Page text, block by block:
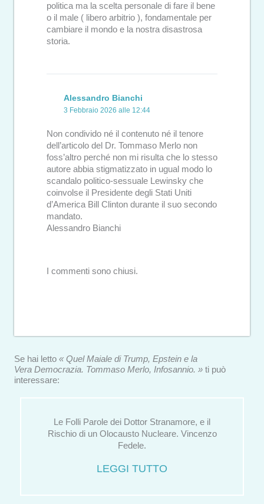
politica ma la scelta personale di fare il bene
o il male ( libero arbitrio ), fondamentale per
cambiare il mondo e la nostra disastrosa
storia.
Alessandro Bianchi
3 Febbraio 2026 alle 12:44
Non condivido né il contenuto né il tenore
dell’articolo del Dr. Tommaso Merlo non
foss’altro perché non mi risulta che lo stesso
autore abbia stigmatizzato in ugual modo lo
scandalo politico-sessuale Lewinsky che
coinvolse il Presidente degli Stati Uniti
d’America Bill Clinton durante il suo secondo
mandato.
Alessandro Bianchi
I commenti sono chiusi.
Se hai letto « Quel Maiale di Trump, Epstein e la
Vera Democrazia. Tommaso Merlo, Infosannio. » ti può
interessare:
Le Folli Parole dei Dottor Stranamore, e il
Rischio di un Olocausto Nucleare. Vincenzo
Fedele.
LEGGI TUTTO